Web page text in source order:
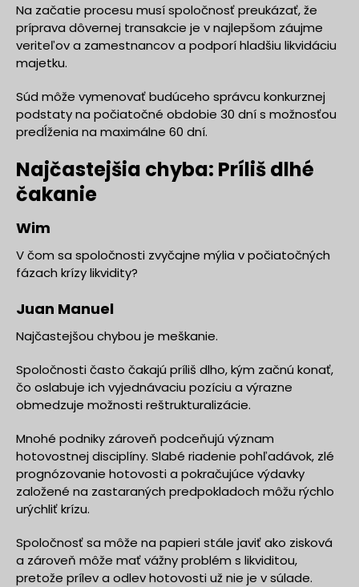
Na začatie procesu musí spoločnosť preukázať, že
príprava dôvernej transakcie je v najlepšom záujme
veriteľov a zamestnancov a podporí hladšiu likvidáciu
majetku.
Súd môže vymenovať budúceho správcu konkurznej
podstaty na počiatočné obdobie 30 dní s možnosťou
predĺženia na maximálne 60 dní.
Najčastejšia chyba: Príliš dlhé
čakanie
Wim
V čom sa spoločnosti zvyčajne mýlia v počiatočných
fázach krízy likvidity?
Juan Manuel
Najčastejšou chybou je meškanie.
Spoločnosti často čakajú príliš dlho, kým začnú konať,
čo oslabuje ich vyjednávaciu pozíciu a výrazne
obmedzuje možnosti reštrukturalizácie.
Mnohé podniky zároveň podceňujú význam
hotovostnej disciplíny. Slabé riadenie pohľadávok, zlé
prognózovanie hotovosti a pokračujúce výdavky
založené na zastaraných predpokladoch môžu rýchlo
urýchliť krízu.
Spoločnosť sa môže na papieri stále javiť ako zisková
a zároveň môže mať vážny problém s likviditou,
pretože prílev a odlev hotovosti už nie je v súlade.